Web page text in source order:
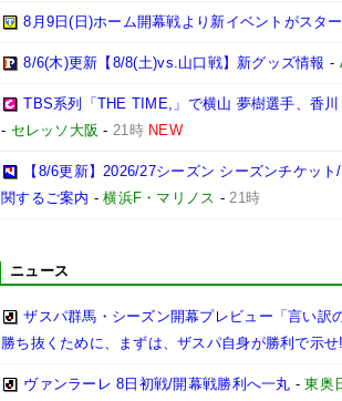
8月9日(日)ホーム開幕戦より新イベントがスタ
8/6(木)更新【8/8(土)vs.山口戦】新グッズ情報 -
TBS系列「THE TIME,」で横山 夢樹選手、香
- セレッソ大阪 - 21時 NEW
【8/6更新】2026/27シーズン シーズンチケッ
関するご案内 -横浜F・マリノス -21時
ニュース
ザスパ群馬・シーズン開幕プレビュー「言い訳
勝ち抜くために、まずは、ザスパ自身が勝利で示せ
ヴァンラーレ 8日初戦/開幕戦勝利へ一丸 -東奥